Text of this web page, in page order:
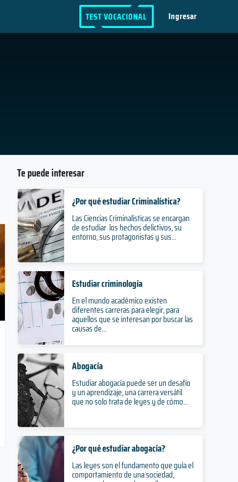
TEST VOCACIONAL Ingresar
Te puede interesar
¿Por qué estudiar Criminalística?
Las Ciencias Criminalísticas se encargan
de estudiar los hechos delictivos, su
entorno, sus protagonistas y sus...
Estudiar criminología
En el mundo académico existen
diferentes carreras para elegir, para
aquellos que se interesan por buscar las
causas de...
Abogacía
Estudiar abogacía puede ser un desafío
y un aprendizaje, una carrera versátil
que no solo trata de leyes y de cómo...
¿Por qué estudiar abogacía?
Las leyes son el fundamento que guía el
comportamiento de una sociedad,